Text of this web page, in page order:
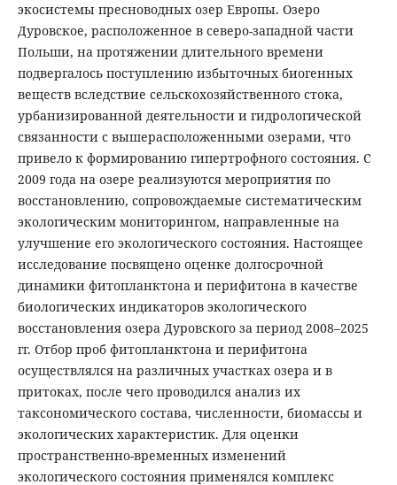
экосистемы пресноводных озер Европы. Озеро
Дуровское, расположенное в северо-западной части
Польши, на протяжении длительного времени
подвергалось поступлению избыточных биогенных
веществ вследствие сельскохозяйственного стока,
урбанизированной деятельности и гидрологической
связанности с вышерасположенными озерами, что
привело к формированию гипертрофного состояния. С
2009 года на озере реализуются мероприятия по
восстановлению, сопровождаемые систематическим
экологическим мониторингом, направленные на
улучшение его экологического состояния. Настоящее
исследование посвящено оценке долгосрочной
динамики фитопланктона и перифитона в качестве
биологических индикаторов экологического
восстановления озера Дуровского за период 2008–2025
гг. Отбор проб фитопланктона и перифитона
осуществлялся на различных участках озера и в
притоках, после чего проводился анализ их
таксономического состава, численности, биомассы и
экологических характеристик. Для оценки
пространственно-временных изменений
экологического состояния применялся комплекс